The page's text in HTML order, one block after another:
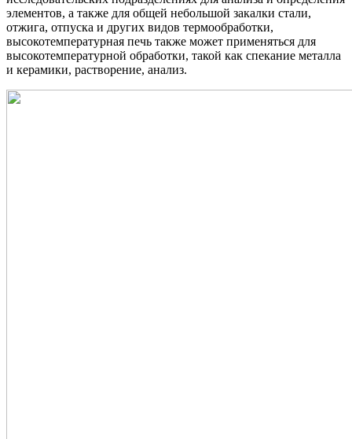
элементов, а также для общей небольшой закалки стали,
отжига, отпуска и других видов термообработки,
высокотемпературная печь также может применяться для
высокотемпературной обработки, такой как спекание металла
и керамики, растворение, анализ.